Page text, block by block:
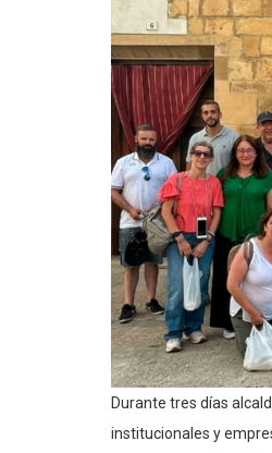
Durante tres días
institucionales y